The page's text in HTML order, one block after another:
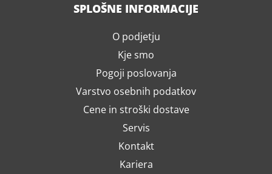
SPLOŠNE INFORMACIJE
O podjetju
Kje smo
Pogoji poslovanja
Varstvo osebnih podatkov
Cene in stroški dostave
Servis
Kontakt
Kariera